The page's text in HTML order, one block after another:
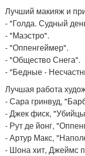
Лучший макияж и
- "Голда. Судный
- "Маэстро".
- "Оппенгеймер".
- "Общество Снега".
- "Бедные -
Лучшая работа
- Сара гринвуд,
- Джек фиск,
- Рут де йонг,
- Артур Макс,
- Шона хит, Джеймс